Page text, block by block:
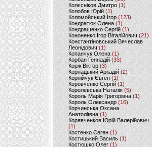
Колєсніков Дмитро (1)
Колобов Юрій (1)
Коломойський Ігор (123)
Кондратюк Олена(1)
Кондрашенко Сергій (1)
Кононенко Ігор Віталійович (21)
Константіновський Вячеслав
Леонідович (1)
Копанчук Олена (1)
Корбан Геннадій (33)
Корж Віктор (3)
Корнацький Аркадій (2)
Корнійчук Євген (1)
Коровченко Сергій (1)
Королевська Наталія(5)
Король Марія Григорівна (1)
Король Олександр (16)
Корчинська Оксана
Анатоліївна (1)
Корявченков Юрій Валерійович
(1)
Костенко Євген (1)
Костицький Василь (1)
Костюшко Олег (1)